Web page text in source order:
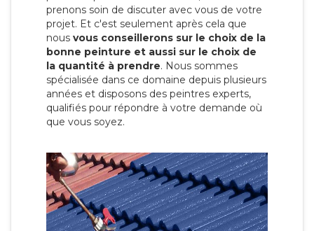
prenons soin de discuter avec vous de votre
projet. Et c'est seulement après cela que
nous vous conseillerons sur le choix de la
bonne peinture et aussi sur le choix de
la quantité à prendre. Nous sommes
spécialisée dans ce domaine depuis plusieurs
années et disposons des peintres experts,
qualifiés pour répondre à votre demande où
que vous soyez.